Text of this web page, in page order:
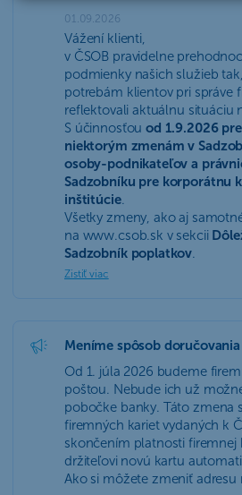
01.09.2026
Vážení klienti,
v ČSOB pravidelne
podmienky našich služieb
potrebám klientov pri správe
reflektovali aktuálnu situáciu
S účinnosťouod 1.9.2026
niektorým zmenám v
osoby-podnikateľov a
Sadzobníku pre korporátnu
inštitúcie.
Všetky zmeny, ako aj
na www.csob.sk v sekcii
Sadzobník poplatkov.
Zistiť viac
Meníme spôsob
Od 1. júla 2026 budeme
poštou. Nebude ich už
pobočke banky. Táto zmena
firemných kariet vydaných k
skončením platnosti firemnej
držiteľovi novú kartu
Ako si môžete zmeniť adresu